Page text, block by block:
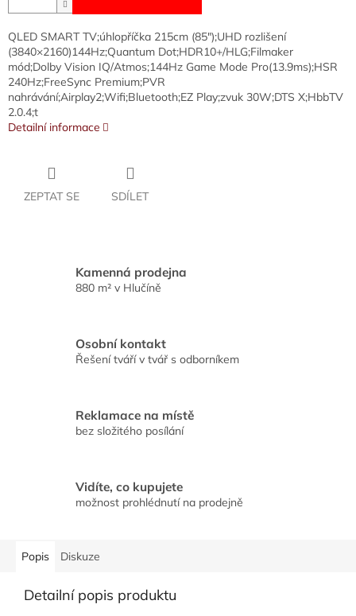
QLED SMART TV;úhlopříčka 215cm (85");UHD rozlišení
(3840×2160)144Hz;Quantum Dot;HDR10+/HLG;Filmaker
mód;Dolby Vision IQ/Atmos;144Hz Game Mode Pro(13.9ms);HSR
240Hz;FreeSync Premium;PVR
nahrávání;Airplay2;Wifi;Bluetooth;EZ Play;zvuk 30W;DTS X;HbbTV
2.0.4;t
Detailní informace
ZEPTAT SE SDÍLET
Kamenná prodejna
880 m² v Hlučíně
Osobní kontakt
Řešení tváří v tvář s odborníkem
Reklamace na místě
bez složitého posílání
Vidíte, co kupujete
možnost prohlédnutí na prodejně
Popis Diskuze
Detailní popis produktu